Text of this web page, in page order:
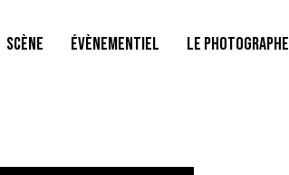
SCÈNE ÉVÈNEMENTIEL LE PHOTOGRAPHE